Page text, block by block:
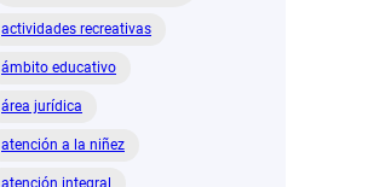
actividades recreativas
ámbito educativo
área jurídica
atención a la niñez
atención integral